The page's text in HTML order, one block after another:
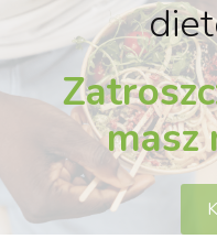
masz